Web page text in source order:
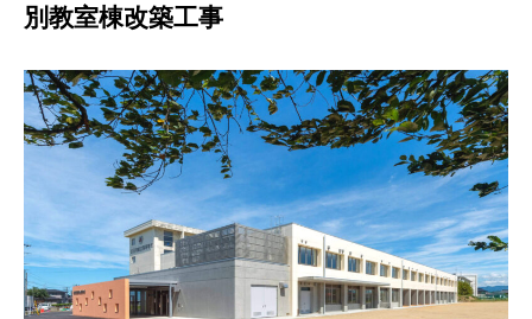
別教室棟改築工事